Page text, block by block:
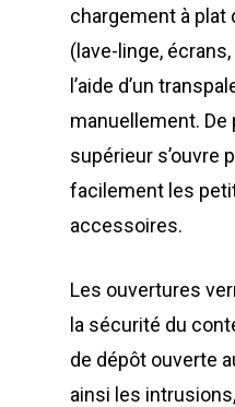
chargement à plat
(lave-linge,
l’aide d’un
manuellement. De
supérieur s’ouvre
facilement les
accessoires.
Les ouvertures
la sécurité du
de dépôt ouverte
ainsi les